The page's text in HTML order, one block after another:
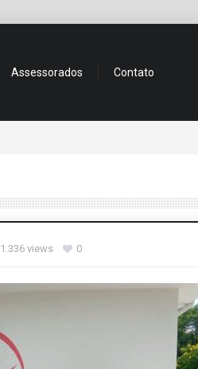
Assessorados Contato
1.336 views 0